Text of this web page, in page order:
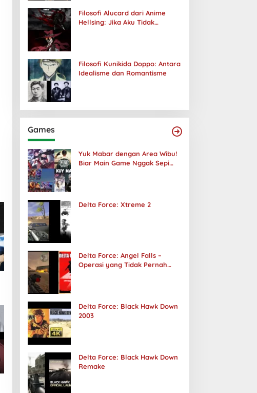
Filosofi Alucard dari Anime
Hellsing: Jika Aku Tidak
Filosofi Kunikida Doppo: Antara
Idealisme dan Romantisme
Games
Yuk Mabar dengan Area Wibu!
Biar Main Game Nggak Sepi
Delta Force: Xtreme 2
Delta Force: Angel Falls –
Operasi yang Tidak Pernah
Delta Force: Black Hawk Down
2003
Delta Force: Black Hawk Down
Remake